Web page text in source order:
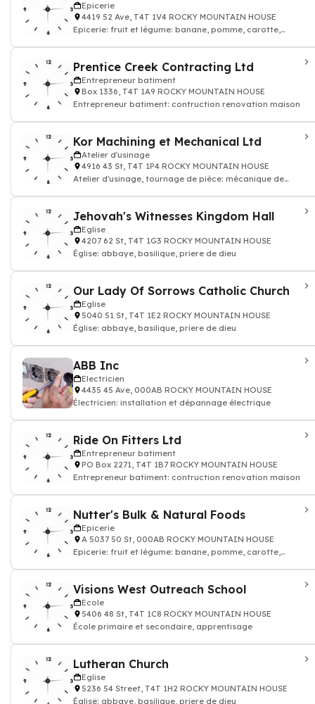
Epicerie
4419 52 Ave, T4T 1V4 ROCKY MOUNTAIN HOUSE
Epicerie: fruit et légume: banane, pomme, carotte,
Prentice Creek Contracting Ltd
Entrepreneur batiment
Box 1336, T4T 1A9 ROCKY MOUNTAIN HOUSE
Entrepreneur batiment: contruction renovation maison
Kor Machining et Mechanical Ltd
Atelier d'usinage
4916 43 St, T4T 1P4 ROCKY MOUNTAIN HOUSE
Atelier d'usinage, tournage de pièce: mécanique de
Jehovah's Witnesses Kingdom Hall
Eglise
4207 62 St, T4T 1G3 ROCKY MOUNTAIN HOUSE
Église: abbaye, basilique, priere de dieu
Our Lady Of Sorrows Catholic Church
Eglise
5040 51 St, T4T 1E2 ROCKY MOUNTAIN HOUSE
Église: abbaye, basilique, priere de dieu
ABB Inc
Electricien
4435 45 Ave, 000AB ROCKY MOUNTAIN HOUSE
Électricien: installation et dépannage électrique
Ride On Fitters Ltd
Entrepreneur batiment
PO Box 2271, T4T 1B7 ROCKY MOUNTAIN HOUSE
Entrepreneur batiment: contruction renovation maison
Nutter's Bulk & Natural Foods
Epicerie
A 5037 50 St, 000AB ROCKY MOUNTAIN HOUSE
Epicerie: fruit et légume: banane, pomme, carotte,
Visions West Outreach School
Ecole
5406 48 St, T4T 1C8 ROCKY MOUNTAIN HOUSE
École primaire et secondaire, apprentisage
Lutheran Church
Eglise
5236 54 Street, T4T 1H2 ROCKY MOUNTAIN HOUSE
Église: abbaye, basilique, priere de dieu